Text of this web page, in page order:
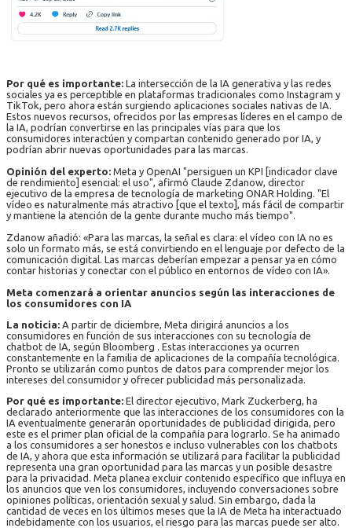
Por qué es importante: La intersección de la IA generativa y las redes
sociales ya es perceptible en plataformas tradicionales como Instagram y
TikTok, pero ahora están surgiendo aplicaciones sociales nativas de IA.
Estos nuevos recursos, ofrecidos por las empresas líderes en el campo de
la IA, podrían convertirse en las principales vías para que los
consumidores interactúen y compartan contenido generado por IA, y
podrían abrir nuevas oportunidades para las marcas.
Opinión del experto: Meta y OpenAI "persiguen un KPI [indicador clave
de rendimiento] esencial: el uso", afirmó Claude Zdanow, director
ejecutivo de la empresa de tecnología de marketing ONAR Holding. "El
vídeo es naturalmente más atractivo [que el texto], más fácil de compartir
y mantiene la atención de la gente durante mucho más tiempo".
Zdanow añadió: «Para las marcas, la señal es clara: el vídeo con IA no es
solo un formato más, se está convirtiendo en el lenguaje por defecto de la
comunicación digital. Las marcas deberían empezar a pensar ya en cómo
contar historias y conectar con el público en entornos de vídeo con IA».
Meta comenzará a orientar anuncios según las interacciones de
los consumidores con IA
La noticia: A partir de diciembre, Meta dirigirá anuncios a los
consumidores en función de sus interacciones con su tecnología de
chatbot de IA, según Bloomberg . Estas interacciones ya ocurren
constantemente en la familia de aplicaciones de la compañía tecnológica.
Pronto se utilizarán como puntos de datos para comprender mejor los
intereses del consumidor y ofrecer publicidad más personalizada.
Por qué es importante: El director ejecutivo, Mark Zuckerberg, ha
declarado anteriormente que las interacciones de los consumidores con la
IA eventualmente generarán oportunidades de publicidad dirigida, pero
este es el primer plan oficial de la compañía para lograrlo. Se ha animado
a los consumidores a ser honestos e incluso vulnerables con los chatbots
de IA, y ahora que esta información se utilizará para facilitar la publicidad
representa una gran oportunidad para las marcas y un posible desastre
para la privacidad. Meta planea excluir contenido específico que influya en
los anuncios que ven los consumidores, incluyendo conversaciones sobre
opiniones políticas, orientación sexual y salud. Sin embargo, dada la
cantidad de veces en los últimos meses que la IA de Meta ha interactuado
indebidamente con los usuarios, el riesgo para las marcas puede ser alto.